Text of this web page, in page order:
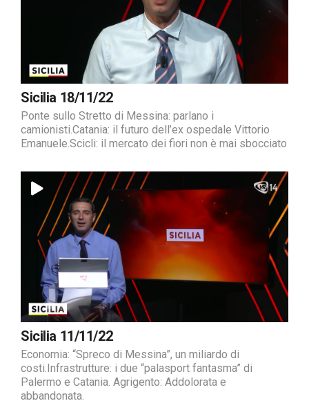
Sicilia 18/11/22
Ponte sullo Stretto di Messina: parlano i
camionisti.Catania: il futuro dell’ex ospedale Vittorio
Emanuele.Scicli: il mercato dei fiori non è mai sbocciato
Sicilia 11/11/22
Economia: “Spreco di Messina”, un miliardo di
costi.Infrastrutture: i due “palasport fantasma” di
Palermo e Catania. Agrigento: Addolorata e
abbandonata.